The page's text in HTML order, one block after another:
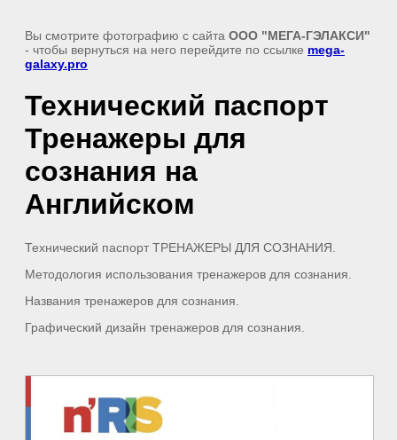
Вы смотрите фотографию с сайта ООО "МЕГА-ГЭЛАКСИ"
- чтобы вернуться на него перейдите по ссылке mega-
galaxy.pro
Технический паспорт
Тренажеры для
сознания на
Английском
Технический паспорт ТРЕНАЖЕРЫ ДЛЯ СОЗНАНИЯ.
Методология использования тренажеров для сознания.
Названия тренажеров для сознания.
Графический дизайн тренажеров для сознания.